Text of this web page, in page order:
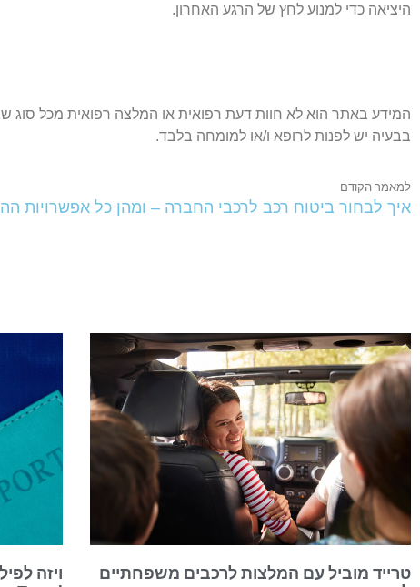
היציאה כדי למנוע לחץ של הרגע האחרון.
המידע באתר הוא לא חוות דעת רפואית או המלצה רפואית מכל סוג
בבעיה יש לפנות לרופא ו/או למומחה בלבד.
למאמר הקודם
איך לבחור ביטוח רכב לרכבי החברה – ומהן כל אפשרויות
טרייד מוביל עם המלצות לרכבים משפחתיים
ויזה